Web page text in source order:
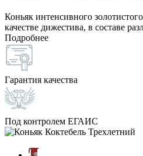
Коньяк интенсивного
качестве дижестива, в составе
Подробнее
Гарантия качества
Под контролем ЕГАИС